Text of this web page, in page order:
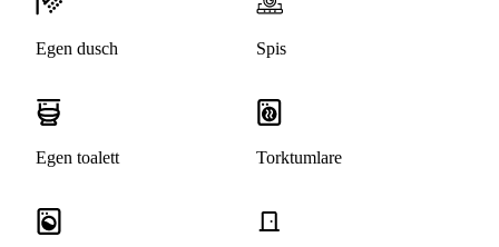
Egen dusch Spis
Egen toalett Torktumlare